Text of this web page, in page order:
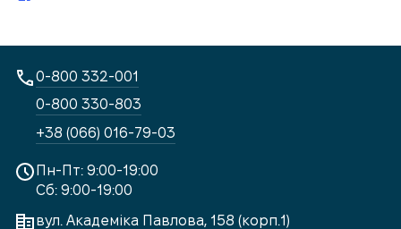
Пн-Пт: 9:00-19:00
Сб: 9:00-19:00
вул. Академіка Павлова, 158 (корп.1)
0-800 332-001
0-800 330-803
+38 (066) 016-79-03